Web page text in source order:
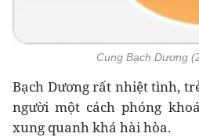
Cung Bạch Dương
Bạch Dương rất nhiệt tình,
người một cách phóng
xung quanh khá hài hòa.